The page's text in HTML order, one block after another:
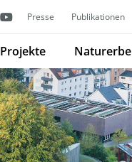
Presse Publikationen
Projekte Naturerbe